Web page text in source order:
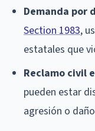
Demanda por
Section 1983,
estatales que
Reclamo civil
pueden estar
agresión o